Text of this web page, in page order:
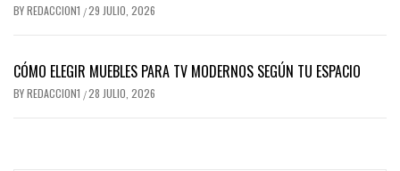
BYREDACCION1 /29 JULIO, 2026
CÓMO ELEGIR MUEBLES PARA TV MODERNOS SEGÚN TU ESPACIO
BYREDACCION1 /28 JULIO, 2026